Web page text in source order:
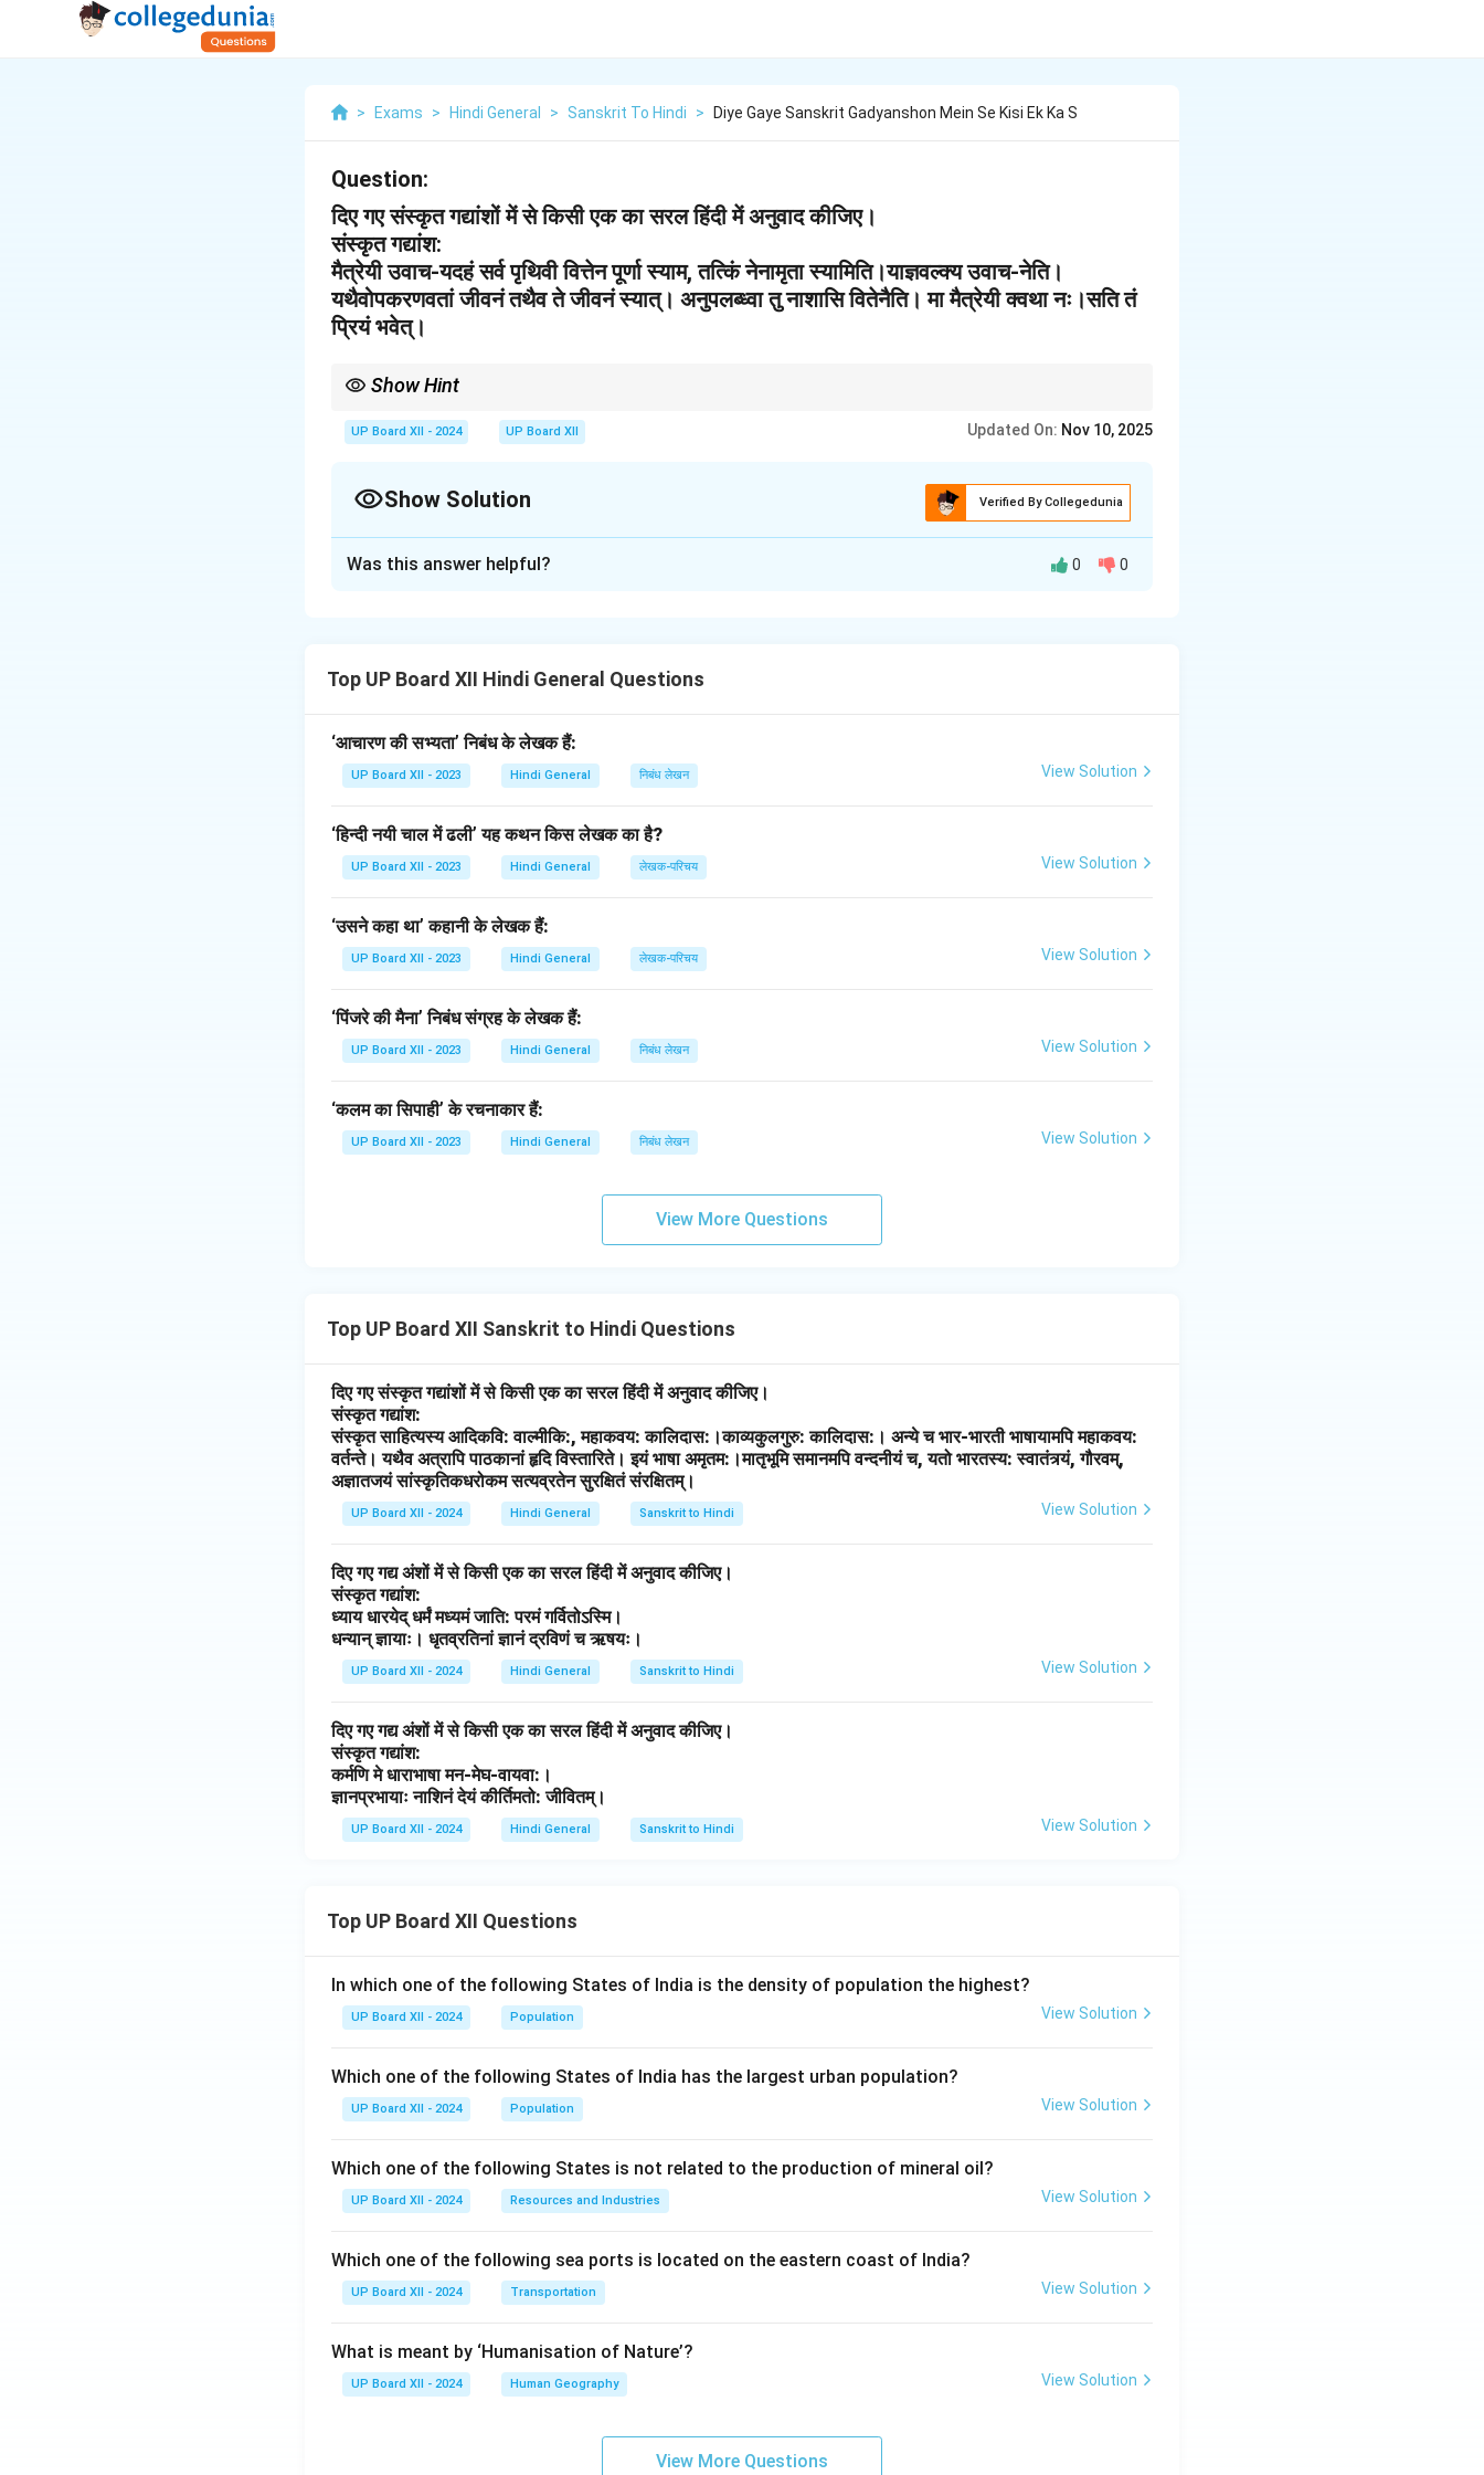
> Exams > Hindi General > Sanskrit To Hindi > Diye Gaye Sanskrit Gadyanshon Mein Se Kisi Ek Ka S
Question:
दिए गए संस्कृत गद्यांशों में से किसी एक का सरल हिंदी में अनुवाद कीजिए।
संस्कृत गद्यांश:
मैत्रेयी उवाच-यदहं सर्व पृथिवी वित्तेन पूर्णा स्याम, तत्किं नेनामृता स्यामिति।याज्ञवल्क्य उवाच-नेति।
यथैवोपकरणवतां जीवनं तथैव ते जीवनं स्यात्। अनुपलब्ध्वा तु नाशासि वितेनैति। मा मैत्रेयी क्वथा नः।सति तं
प्रियं भवेत्।
Show Hint
UP Board XII - 2024 UP Board XII Updated On: Nov 10, 2025
Show Solution Verified By Collegedunia
Download Solution in PDF
Was this answer helpful? 0 0
Top UP Board XII Hindi General Questions
‘आचारण की सभ्यता’ निबंध के लेखक हैं:
UP Board XII - 2023 Hindi General निबंध लेखन View Solution
‘हिन्दी नयी चाल में ढली’ यह कथन किस लेखक का है?
UP Board XII - 2023 Hindi General लेखक-परिचय View Solution
‘उसने कहा था’ कहानी के लेखक हैं:
UP Board XII - 2023 Hindi General लेखक-परिचय View Solution
‘पिंजरे की मैना’ निबंध संग्रह के लेखक हैं:
UP Board XII - 2023 Hindi General निबंध लेखन View Solution
‘कलम का सिपाही’ के रचनाकार हैं:
UP Board XII - 2023 Hindi General निबंध लेखन View Solution
View More Questions
Top UP Board XII Sanskrit to Hindi Questions
दिए गए संस्कृत गद्यांशों में से किसी एक का सरल हिंदी में अनुवाद कीजिए।
संस्कृत गद्यांश:
संस्कृत साहित्यस्य आदिकवि: वाल्मीकि:, महाकवय: कालिदास:।काव्यकुलगुरु: कालिदास:। अन्ये च भार-भारती भाषायामपि महाकवय:
वर्तन्ते। यथैव अत्रापि पाठकानां हृदि विस्तारिते। इयं भाषा अमृतम:।मातृभूमि समानमपि वन्दनीयं च, यतो भारतस्य: स्वातंत्र्यं, गौरवम्,
अज्ञातजयं सांस्कृतिकधरोकम सत्यव्रतेन सुरक्षितं संरक्षितम्।
UP Board XII - 2024 Hindi General Sanskrit to Hindi View Solution
दिए गए गद्य अंशों में से किसी एक का सरल हिंदी में अनुवाद कीजिए।
संस्कृत गद्यांश:
ध्याय धारयेद् धर्मं मध्यमं जाति: परमं गर्वितोऽस्मि।
धन्यान् ज्ञायाः। धृतव्रतिनां ज्ञानं द्रविणं च ऋषयः।
UP Board XII - 2024 Hindi General Sanskrit to Hindi View Solution
दिए गए गद्य अंशों में से किसी एक का सरल हिंदी में अनुवाद कीजिए।
संस्कृत गद्यांश:
कर्मणि मे धाराभाषा मन-मेघ-वायवा:।
ज्ञानप्रभायाः नाशिनं देयं कीर्तिमतो: जीवितम्।
UP Board XII - 2024 Hindi General Sanskrit to Hindi View Solution
Top UP Board XII Questions
In which one of the following States of India is the density of population the highest?
UP Board XII - 2024 Population View Solution
Which one of the following States of India has the largest urban population?
UP Board XII - 2024 Population View Solution
Which one of the following States is not related to the production of mineral oil?
UP Board XII - 2024 Resources and Industries View Solution
Which one of the following sea ports is located on the eastern coast of India?
UP Board XII - 2024 Transportation View Solution
What is meant by ‘Humanisation of Nature’?
UP Board XII - 2024 Human Geography View Solution
View More Questions